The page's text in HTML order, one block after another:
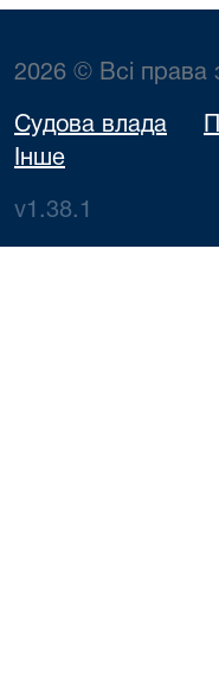
2026 © Всі права
Судова влада
Інше
v1.38.1